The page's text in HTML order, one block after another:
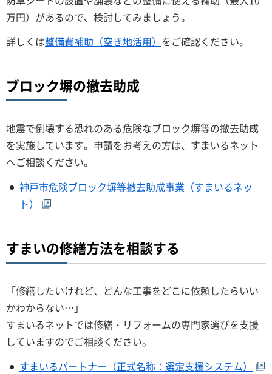
万円）があるので、検討してみましょう。
詳しくは整備費補助（空き地活用） をご確認ください。
ブロック塀の撤去助成
地震で倒壊する恐れのある危険なブロック塀等の撤去助成
を実施しています。申請をお考えの方は、すまいるネット
へご相談ください。
神戸市危険ブロック塀等撤去助成事業（すまいるネッ
ト）
すまいの修繕方法を相談する
「修繕したいけれど、どんな工事をどこに依頼したらいい
かわからない…」
すまいるネットでは修繕・リフォームの専門家選びを支援
していますのでご相談ください。
すまいるパートナー（正式名称：選定支援システム）